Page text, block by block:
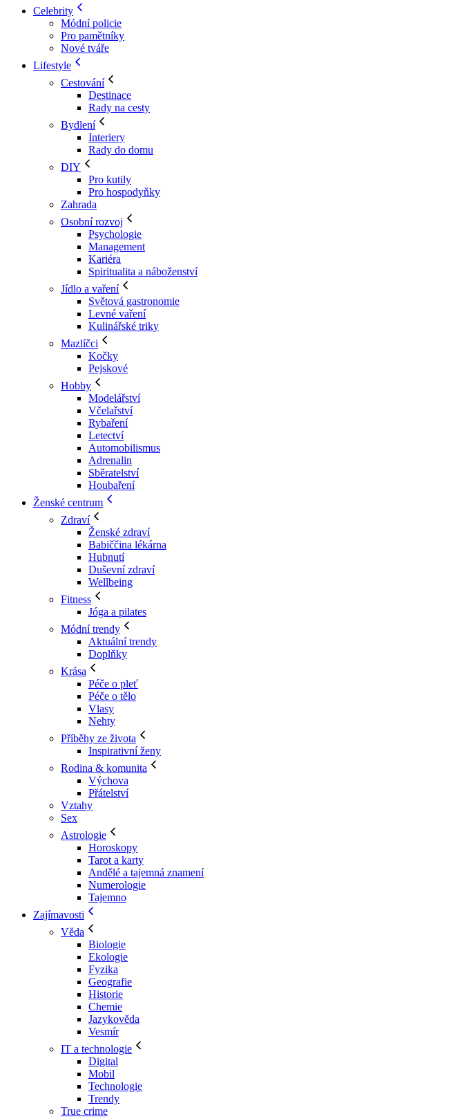
Celebrity
Módní policie
Pro pamětníky
Nové tváře
Lifestyle
Cestování
Destinace
Rady na cesty
Bydlení
Interiery
Rady do domu
DIY
Pro kutily
Pro hospodyňky
Zahrada
Osobní rozvoj
Psychologie
Management
Kariéra
Spiritualita a náboženství
Jídlo a vaření
Světová gastronomie
Levné vaření
Kulinářské triky
Mazlíčci
Kočky
Pejskové
Hobby
Modelářství
Včelařství
Rybaření
Letectví
Automobilismus
Adrenalin
Sběratelství
Houbaření
Ženské centrum
Zdraví
Ženské zdraví
Babiččina lékárna
Hubnutí
Duševní zdraví
Wellbeing
Fitness
Jóga a pilates
Módní trendy
Aktuální trendy
Doplňky
Krása
Péče o pleť
Péče o tělo
Vlasy
Nehty
Příběhy ze života
Inspirativní ženy
Rodina & komunita
Výchova
Přátelství
Vztahy
Sex
Astrologie
Horoskopy
Tarot a karty
Andělé a tajemná znamení
Numerologie
Tajemno
Zajímavosti
Věda
Biologie
Ekologie
Fyzika
Geografie
Historie
Chemie
Jazykověda
Vesmír
IT a technologie
Digital
Mobil
Technologie
Trendy
True crime